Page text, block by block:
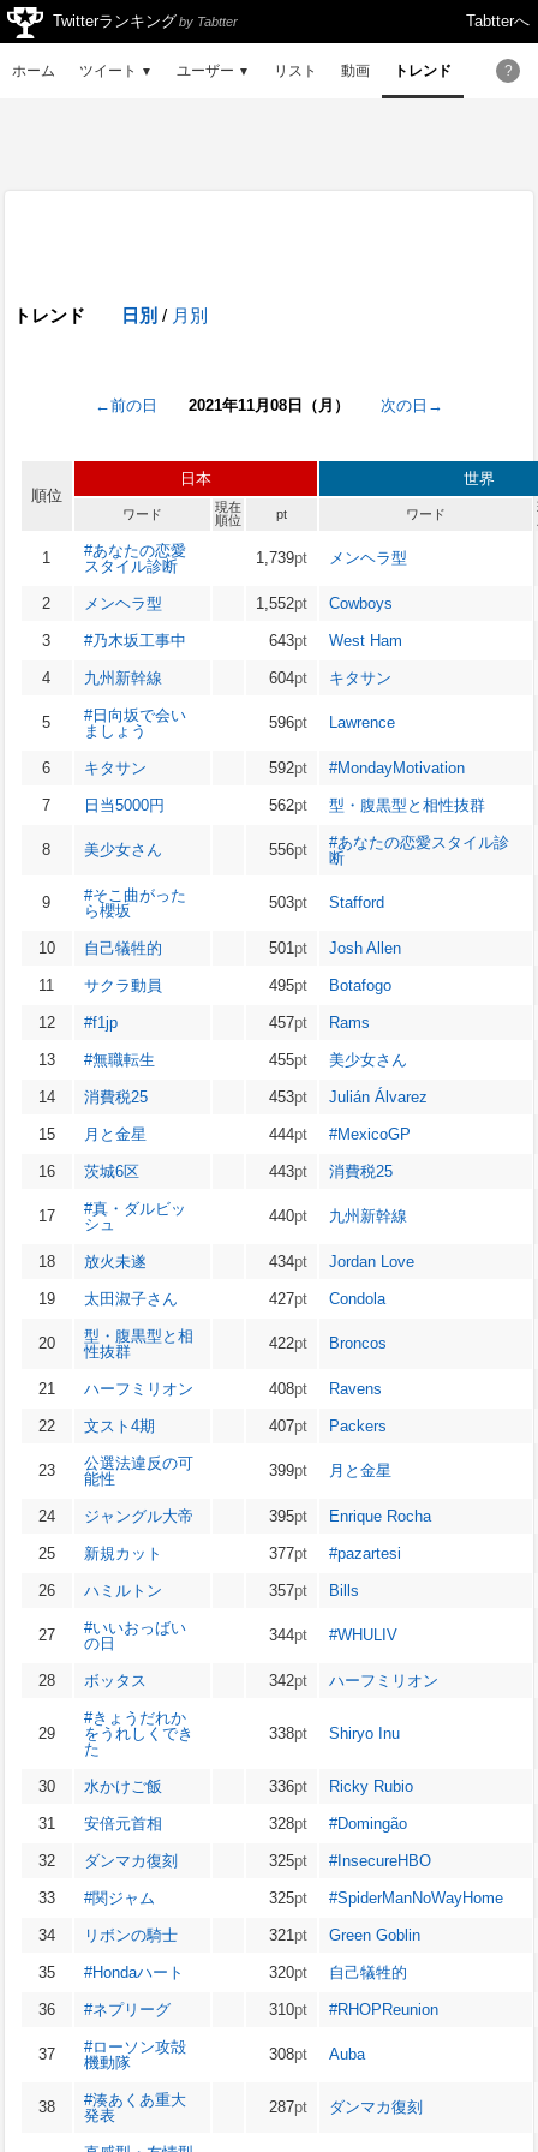
Tabtterへ
Twitterランキングby Tabtter
ホーム ツイート ▼ ユーザー ▼ リスト 動画 トレンド ?
トレンド 日別 / 月別
←前の日 2021年11月08日（月） 次の日→
順位
日本 世界
ワード
現在
順位
pt ワード
1
#あなたの恋愛
スタイル診断
1,739pt メンヘラ型
2 メンヘラ型 1,552pt Cowboys
3 #乃木坂工事中 643pt West Ham
4 九州新幹線 604pt キタサン
5
#日向坂で会い
ましょう
596pt Lawrence
6 キタサン 592pt #MondayMotivation
7 日当5000円 562pt 型・腹黒型と相性抜群
8 美少女さん 556pt
#あなたの恋愛スタイル診
断
9
#そこ曲がった
ら櫻坂
503pt Stafford
10 自己犠牲的 501 pt Josh Allen
11 サクラ動員 495pt Botafogo
12 #f1jp 457pt Rams
13 #無職転生 455pt 美少女さん
14 消費税25 453pt Julián Álvarez
15 月と金星 444pt #MexicoGP
16 茨城6区 443pt 消費税25
17
#真・ダルビッ
シュ
440pt 九州新幹線
18 放火未遂 434pt Jordan Love
19 太田淑子さん 427pt Condola
20
型・腹黒型と相
性抜群
422pt Broncos
21 ハーフミリオン 408pt Ravens
22 文スト4期 407pt Packers
23
公選法違反の可
能性
399pt 月と金星
24 ジャングル大帝 395pt Enrique Rocha
25 新規カット 377pt #pazartesi
26 ハミルトン 357pt Bills
27
#いいおっばい
の日
344pt #WHULIV
28 ボッタス 342pt ハーフミリオン
29
#きょうだれか
をうれしくでき
た
338pt Shiryo Inu
30 水かけご飯 336pt Ricky Rubio
31 安倍元首相 328pt #Domingão
32 ダンマカ復刻 325pt #InsecureHBO
33 #関ジャム 325pt #SpiderManNoWayHome
34 リボンの騎士 321 pt Green Goblin
35 #Hondaハート 320pt 自己犠牲的
36 #ネプリーグ 310pt #RHOPReunion
37
#ローソン攻殻
機動隊
308pt Auba
38
#湊あくあ重大
発表
287pt ダンマカ復刻